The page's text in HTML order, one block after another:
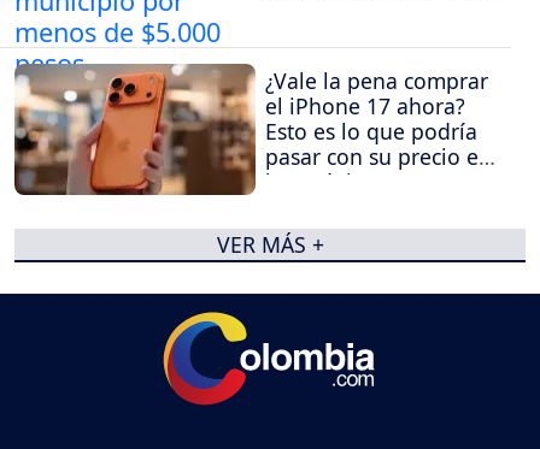
¿Vale la pena comprar
el iPhone 17 ahora?
Esto es lo que podría
pasar con su precio en
los próximos meses
VER MÁS +